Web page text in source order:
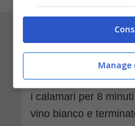
inserite
spingendo bene fino
Chiudete i calamari
stuzzicandenti.
i calamari per 8
vino bianco e
Manage